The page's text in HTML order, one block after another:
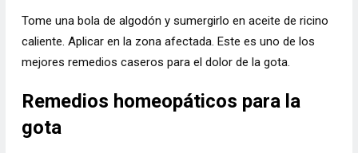
Tome una bola de algodón y sumergirlo en aceite de ricino
caliente. Aplicar en la zona afectada. Este es uno de los
mejores remedios caseros para el dolor de la gota.
Remedios homeopáticos para la
gota